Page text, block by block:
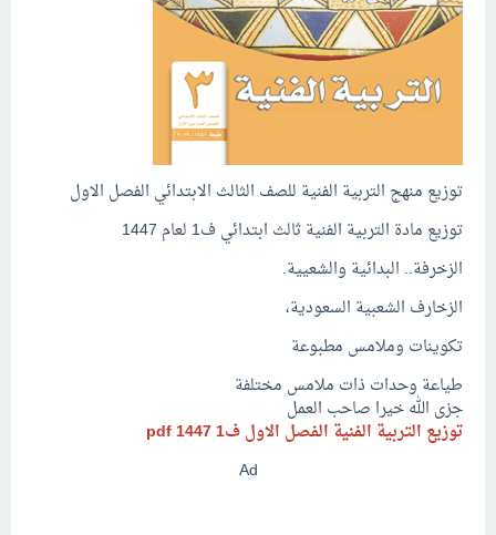
توزيع منهج التربية الفنية للصف الثالث الابتدائي الفصل الاول
توزيع مادة التربية الفنية ثالث ابتدائي ف1 لعام 1447
الزخرفة.. البدائية والشعيية.
الزخارف الشعبية السعودية،
تكوينات وملامس مطبوعة
طياعة وحدات ذات ملامس مختلفة
جزى الله خيرا صاحب العمل
توزيع التربية الفنية الفصل الاول ف1 1447 pdf
Ad